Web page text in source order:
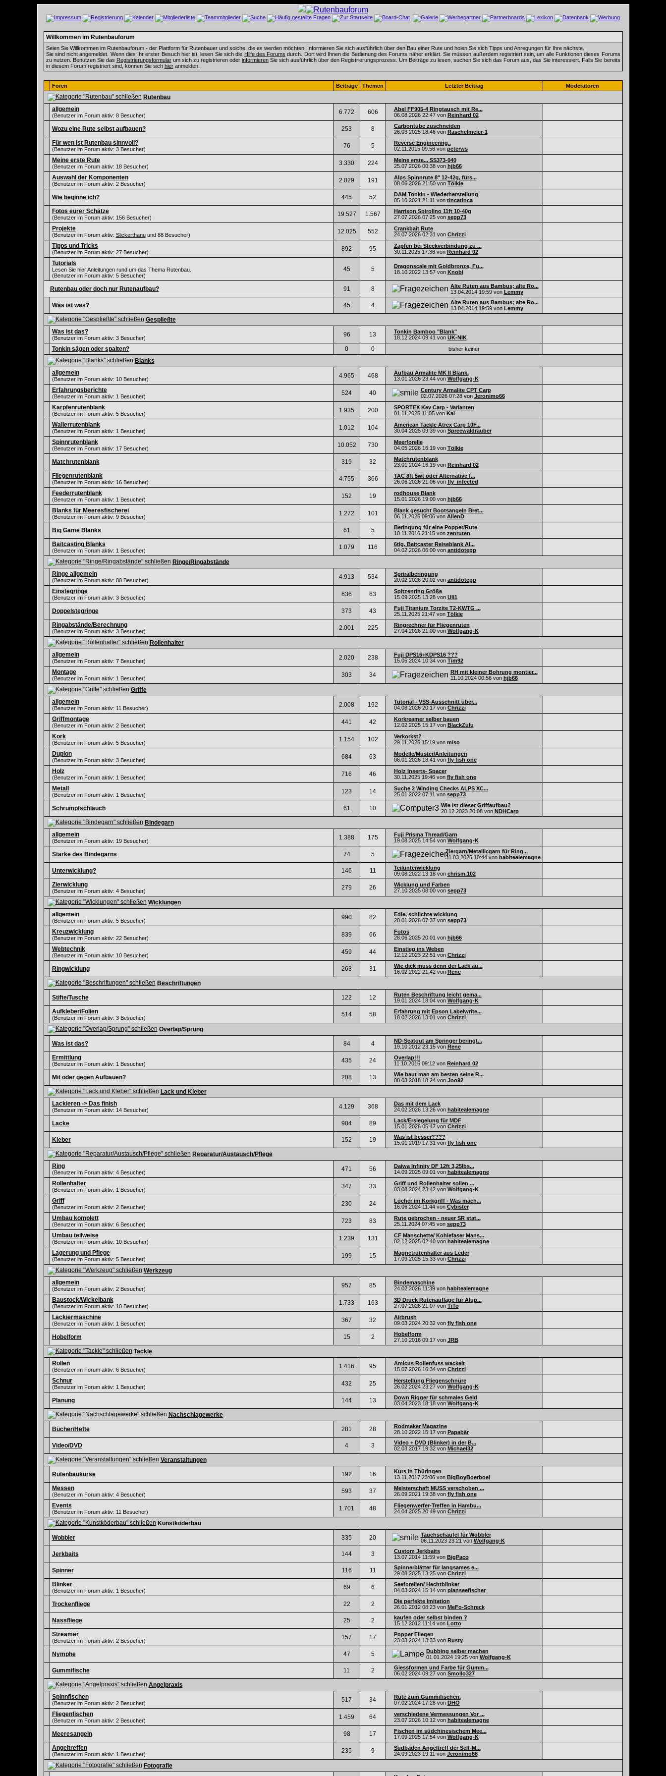
Willkommen im Rutenbauforum
Seien Sie Willkommen im Rutenbauforum - der Plattform für Rutenbauer und solche, die es werden möchten. Informieren Sie sich ausführlich über den Bau einer Rute und holen Sie sich Tipps und Anregungen für Ihre nächste.
Sie sind nicht angemeldet. Wenn dies Ihr erster Besuch hier ist, lesen Sie sich die Hilfe des Forums durch. Dort wird Ihnen die Bedienung des Forums näher erklärt. Sie müssen außerdem registriert sein, um alle Funktionen dieses Forums
zu nutzen. Benutzen Sie das Registrierungsformularum sich zu registrieren oder informierenSie sich ausführlich über den Registrierungsprozess. Um Beiträge zu lesen, suchen Sie sich das Forum aus, das Sie interessiert. Falls Sie bereits
in diesem Forum registriert sind, können Sie sich hieranmelden.
Foren Beiträge Themen Letzter Beitrag Moderatoren
Rutenbau
allgemein
(Benutzer im Forum aktiv: 8 Besucher) 6.772 606
Abel FF905-4 Ringtausch mit Re...
06.08.2026 22:47von Reinhard 02
Wozu eine Rute selbst aufbauen? 253 8
Carbontube zuschneiden
26.03.2025 18:46von Raschelmeier-1
Für wen ist Rutenbau sinnvoll?
(Benutzer im Forum aktiv: 3 Besucher) 76 5
Reverse Engineering..
02.11.2015 09:56von peterws
Meine erste Rute
(Benutzer im Forum aktiv: 18 Besucher) 3.330 224
Meine erste... SS373-040
25.07.2026 00:38von hjb66
Auswahl der Komponenten
(Benutzer im Forum aktiv: 2 Besucher) 2.029 191
Alps Spinnrute 8" 12-42g, fürs...
08.06.2026 21:50von Tölkie
Wie beginne ich? 445 52
DAM Tonkin - Wiederherstellung
05.10.2021 21:11 von tincatinca
Fotos eurer Schätze
(Benutzer im Forum aktiv: 156 Besucher) 19.527 1.567
Harrison Spirolino 11ft 10-40g
27.07.2026 07:25von sepp73
Projekte
(Benutzer im Forum aktiv: Slickerthanuund 88 Besucher) 12.025 552
Crankbait Rute
24.07.2026 02:31 von Chrizzi
Tipps und Tricks
(Benutzer im Forum aktiv: 27 Besucher) 892 95
Zapfen bei Steckverbindung zu ...
30.11.2025 17:36von Reinhard 02
Tutorials
Lesen Sie hier Anleitungen rund um das Thema Rutenbau.
(Benutzer im Forum aktiv: 5 Besucher)
45 5
Dragonscale mit Goldbronze, Fu...
18.10.2022 13:57von Knobi
Rutenbau oder doch nur Rutenaufbau? 91 8
Alte Ruten aus Bambus; alte Ro...
13.04.2014 19:59von Lemmy
Was ist was? 45 4
Alte Ruten aus Bambus; alte Ro...
13.04.2014 19:59von Lemmy
Gespließte
Was ist das?
(Benutzer im Forum aktiv: 3 Besucher) 96 13
Tonkin Bamboo "Blank"
18.12.2024 09:41 von UK-NIK
Tonkin sägen oder spalten? 0 0 bisher keiner
Blanks
allgemein
(Benutzer im Forum aktiv: 10 Besucher) 4.965 468
Aufbau Armalite MK II Blank.
13.01.2026 23:44von Wolfgang-K
Erfahrungsberichte
(Benutzer im Forum aktiv: 1 Besucher) 524 40
Century Armalite CPT Carp
02.07.2026 07:28von Jeronimo66
Karpfenrutenblank
(Benutzer im Forum aktiv: 5 Besucher) 1.935 200
SPORTEX Kev Carp - Varianten
01.11.2025 11:05von Kai
Wallerrutenblank
(Benutzer im Forum aktiv: 1 Besucher) 1.012 104
American Tackle Atrex Carp 10F...
30.04.2025 09:39von Spreewaldräuber
Spinnrutenblank
(Benutzer im Forum aktiv: 17 Besucher) 10.052 730
Meerforelle
04.05.2026 16:19von Tölkie
Matchrutenblank 319 32
Matchrutenblank
23.01.2024 16:19von Reinhard 02
Fliegenrutenblank
(Benutzer im Forum aktiv: 16 Besucher) 4.755 366
TAC 8ft 5wt oder Alternative f...
26.06.2026 21:06von fly_infected
Feederrutenblank
(Benutzer im Forum aktiv: 1 Besucher) 152 19
rodhouse Blank
15.01.2026 19:00von hjb66
Blanks für Meeresfischerei
(Benutzer im Forum aktiv: 9 Besucher) 1.272 101
Blank gesucht Bootsangeln Bret...
06.11.2025 09:06von AlienD
Big Game Blanks 61 5
Beringung für eine Popper/Rute
10.11.2016 21:15von zenruten
Baitcasting Blanks
(Benutzer im Forum aktiv: 1 Besucher) 1.079 116
6tlg. Baitcaster Reiseblank Al...
04.02.2026 06:00von antidotepp
Ringe/Ringabstände
Ringe allgemein
(Benutzer im Forum aktiv: 80 Besucher) 4.913 534
Spriralberingung
20.02.2026 20:02von antidotepp
Einstegringe
(Benutzer im Forum aktiv: 3 Besucher) 636 63
Spitzenring Größe
15.09.2025 13:28von Uli1
Doppelstegringe 373 43
Fuji Titanium Torzite T2-KWTG ...
25.11.2025 21:47von Tölkie
Ringabstände/Berechnung
(Benutzer im Forum aktiv: 3 Besucher) 2.001 225
Ringrechner für Fliegenruten
27.04.2026 21:00von Wolfgang-K
Rollenhalter
allgemein
(Benutzer im Forum aktiv: 7 Besucher) 2.020 238
Fuji DPS16+KDPS16 ???
15.05.2024 10:34von Tim92
Montage
(Benutzer im Forum aktiv: 1 Besucher) 303 34
RH mit kleiner Bohrung montier...
11.10.2024 00:56von hjb66
Griffe
allgemein
(Benutzer im Forum aktiv: 11 Besucher) 2.008 192
Tutorial - VSS-Ausschnitt über...
04.08.2026 20:17von Chrizzi
Griffmontage
(Benutzer im Forum aktiv: 2 Besucher) 441 42
Korkreamer selber bauen
12.02.2025 15:17von BlackZulu
Kork
(Benutzer im Forum aktiv: 5 Besucher) 1.154 102
Verkorkst?
29.11.2025 15:19von miso
Duplon
(Benutzer im Forum aktiv: 3 Besucher) 684 63
Modelle/Muster/Anleitungen
06.01.2026 18:41 von fly fish one
Holz
(Benutzer im Forum aktiv: 1 Besucher) 716 46
Holz Inserts- Spacer
30.11.2025 19:46von fly fish one
Metall
(Benutzer im Forum aktiv: 1 Besucher) 123 14
Suche 2 Winding Checks ALPS XC...
25.01.2022 07:11 von sepp73
Schrumpfschlauch 61 10
Wie ist dieser Griffaufbau?
20.12.2023 20:08von NDHCarp
Bindegarn
allgemein
(Benutzer im Forum aktiv: 19 Besucher) 1.388 175
Fuji Prisma Thread/Garn
19.08.2025 14:54von Wolfgang-K
Stärke des Bindegarns 74 5
Ziergarn/Metallicgarn für Ring...
31.03.2025 10:44von habitealemagne
Unterwicklung? 146 11
Teilunterwicklung
09.08.2022 13:18von chrism.102
Zierwicklung
(Benutzer im Forum aktiv: 4 Besucher) 279 26
Wicklung und Farben
27.10.2025 08:00von sepp73
Wicklungen
allgemein
(Benutzer im Forum aktiv: 5 Besucher) 990 82
Edle, schlichte wicklung
20.01.2026 07:37von sepp73
Kreuzwicklung
(Benutzer im Forum aktiv: 22 Besucher) 839 66
Fotos
28.06.2025 20:01 von hjb66
Webtechnik
(Benutzer im Forum aktiv: 10 Besucher) 459 44
Einstieg ins Weben
12.12.2023 22:51 von Chrizzi
Ringwicklung 263 31
Wie dick muss denn der Lack au...
16.02.2022 21:42von Rene
Beschriftungen
Stifte/Tusche 122 12
Ruten Beschriftung leicht gema...
19.01.2024 18:04von Wolfgang-K
Aufkleber/Folien
(Benutzer im Forum aktiv: 3 Besucher) 514 58
Erfahrung mit Epson Labelwrite...
18.02.2026 13:01 von Chrizzi
Overlap/Sprung
Was ist das? 84 4
ND-Seatout am Springer beringt...
19.10.2012 23:15von Rene
Ermittlung
(Benutzer im Forum aktiv: 1 Besucher) 435 24
Overlap!!!
11.10.2015 09:12von Reinhard 02
Mit oder gegen Aufbauen? 208 13
Wie baut man am besten seine R...
08.03.2018 18:24von Joo92
Lack und Kleber
Lackieren -> Das finish
(Benutzer im Forum aktiv: 14 Besucher) 4.129 368
Das mit dem Lack
24.02.2026 13:26von habitealemagne
Lacke 904 89
Lack/Ersiegelung für MDF
15.01.2026 05:47von Chrizzi
Kleber 152 19
Was ist besser????
15.01.2019 17:31 von fly fish one
Reparatur/Austausch/Pflege
Ring
(Benutzer im Forum aktiv: 4 Besucher) 471 56
Daiwa Infinity DF 12ft 3,25lbs...
14.09.2025 09:01 von habitealemagne
Rollenhalter
(Benutzer im Forum aktiv: 1 Besucher) 347 33
Griff und Rollenhalter sollen ...
03.08.2024 23:42von Wolfgang-K
Griff
(Benutzer im Forum aktiv: 2 Besucher) 230 24
Löcher im Korkgriff - Was mach...
16.06.2024 11:44von Cybister
Umbau komplett
(Benutzer im Forum aktiv: 6 Besucher) 723 83
Rute gebrochen - neuer SR stat...
25.11.2024 07:45von sepp73
Umbau teilweise
(Benutzer im Forum aktiv: 10 Besucher) 1.239 131
CF Manschette/ Kohlefaser Mans...
02.12.2025 02:40von habitealemagne
Lagerung und Pflege
(Benutzer im Forum aktiv: 5 Besucher) 199 15
Magnetrutenhalter aus Leder
17.09.2025 15:33von Chrizzi
Werkzeug
allgemein
(Benutzer im Forum aktiv: 2 Besucher) 957 85
Bindemaschine
24.02.2026 11:39von habitealemagne
Baustock/Wickelbank
(Benutzer im Forum aktiv: 10 Besucher) 1.733 163
3D Druck Rutenauflage für Alup...
27.07.2026 21:07von TiTo
Lackiermaschine
(Benutzer im Forum aktiv: 1 Besucher) 367 32
Airbrush
09.03.2024 20:32von fly fish one
Hobelform 15 2
Hobelform
27.10.2016 09:17von JRB
Tackle
Rollen
(Benutzer im Forum aktiv: 6 Besucher) 1.416 95
Amicus Rollenfuss wackelt
15.07.2026 16:34von Chrizzi
Schnur
(Benutzer im Forum aktiv: 1 Besucher) 432 25
Herstellung Fliegenschnüre
26.02.2024 23:27von Wolfgang-K
Planung 144 13
Down Rigger für schmales Geld
03.04.2023 18:18von Wolfgang-K
Nachschlagewerke
Bücher/Hefte 281 28
Rodmaker Magazine
28.10.2022 15:17von Papabär
Video/DVD 4 3
Video + DVD (Blinker) in der B...
02.03.2017 19:32von Michael32
Veranstaltungen
Rutenbaukurse 192 16
Kurs in Thüringen
13.11.2017 23:06von BigBoyBoerboel
Messen
(Benutzer im Forum aktiv: 4 Besucher) 593 37
Meisterschaft MUSS verschoben ...
26.09.2021 19:38von fly fish one
Events
(Benutzer im Forum aktiv: 11 Besucher) 1.701 48
Fliegenwerfer-Treffen in Hambu...
24.04.2025 20:49von Chrizzi
Kunstköderbau
Wobbler 335 20
Tauchschaufel für Wobbler
06.11.2023 23:21 von Wolfgang-K
Jerkbaits 144 3
Custom Jerkbaits
13.07.2014 11:59von BigPaco
Spinner 116 11
Spinnerblätter für langsames e...
29.08.2025 13:25von Chrizzi
Blinker
(Benutzer im Forum aktiv: 1 Besucher) 69 6
Seeforellen/ Hechtblinker
04.03.2024 15:14von planseefischer
Trockenfliege 22 2
Die perfekte Imitation
26.01.2012 08:23von MeFo-Schreck
Nassfliege 25 2
kaufen oder selbst binden ?
15.12.2012 11:14von Lotto
Streamer
(Benutzer im Forum aktiv: 2 Besucher) 157 17
Popper Fliegen
23.03.2024 13:33von Rusty
Nymphe 47 5
Dubbing selber machen
01.01.2024 19:25von Wolfgang-K
Gummifische 11 2
Giessformen und Farbe für Gumm...
06.02.2024 09:27von Smollo327
Angelpraxis
Spinnfischen
(Benutzer im Forum aktiv: 2 Besucher) 517 34
Rute zum Gummifischen.
07.02.2024 17:28von DHO
Fliegenfischen
(Benutzer im Forum aktiv: 2 Besucher) 1.459 64
verschiedene Vermessungen Vor ...
23.07.2026 10:12von habitealemagne
Meeresangeln 98 17
Fischen im südchinesischem Mee...
17.09.2025 17:54von Wolfgang-K
Angeltreffen
(Benutzer im Forum aktiv: 1 Besucher) 235 9
Südbaden Angeltreff der Self-M...
24.09.2023 19:11 von Jeronimo66
Fotografie